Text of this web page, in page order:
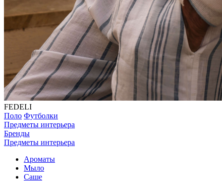
FEDELI
Поло Футболки
Предметы интерьера
Бренды
Предметы интерьера
Ароматы
Мыло
Саше